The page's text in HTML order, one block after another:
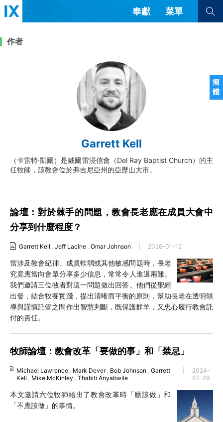
簡
體
奉獻 菜單
書評 訪談
解經式講道與神學
福音傳講與宣教 成員制與教會紀律
查看全部
查看全部
隱私條款
正體中文
西班牙語
葡萄牙語
俄語
烏茲別克語
达里语
韓語
土耳其語
阿拉伯語
阿爾巴尼亞語
作者
Garrett Kell
（卡雷特·凱爾）是戴爾雷浸信會（Del Ray Baptist Church）的主
任牧師，該教會位於弗吉尼亞州的亞歷山大市。
論壇：對於棘手的問題，教會長老應在成員大會中
分享到什麼程度？
Garrett Kell , Jeff Lacine , Omar Johnson 2026-01-12
當涉及教會紀律、成員軟弱或其他敏感問題時，長老
究竟應當向會眾分享多少信息，常常令人進退兩難。
我們邀請三位牧者對這一問題做出回答。他們從聖經
出發，結合牧養實踐，提出清晰而平衡的原則，幫助長老在透明領
導與謹慎託管之間作出智慧判斷，既保護群羊，又忠心履行教會託
付的責任。
牧師論壇：教會改革「要做的事」和「禁忌」
Michael Lawrence , Mark Dever , Bob Johnson ,Garrett
Kell , Mike McKinley ,Thabiti Anyabwile
2024-
07-29
本文邀請六位牧師給出了教會改革時「應該做」和
「不應該做」的事情。